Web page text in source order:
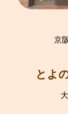
京
とよ